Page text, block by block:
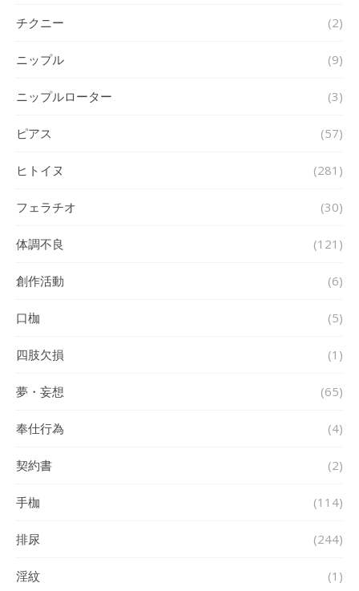
チクニー (2)
ニップル (9)
ニップルローター (3)
ピアス (57)
ヒトイヌ (281)
フェラチオ (30)
体調不良 (121)
創作活動 (6)
口枷 (5)
四肢欠損 (1)
夢・妄想 (65)
奉仕行為 (4)
契約書 (2)
手枷 (114)
排尿 (244)
淫紋 (1)